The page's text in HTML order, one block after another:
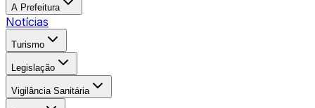
A Prefeitura
Notícias
Turismo
Legislação
Vigilância Sanitária